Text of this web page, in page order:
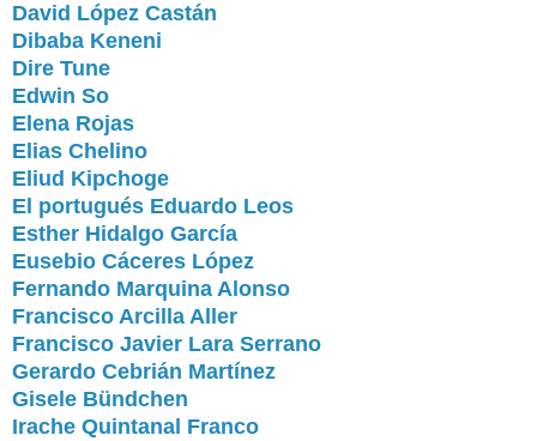
David López Castán
Dibaba Keneni
Dire Tune
Edwin So
Elena Rojas
Elias Chelino
Eliud Kipchoge
El portugués Eduardo Leos
Esther Hidalgo García
Eusebio Cáceres López
Fernando Marquina Alonso
Francisco Arcilla Aller
Francisco Javier Lara Serrano
Gerardo Cebrián Martínez
Gisele Bündchen
Irache Quintanal Franco